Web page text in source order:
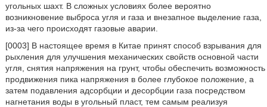
угольных шахт. В сложных условиях более вероятно
возникновение выброса угля и газа и внезапное выделение газа,
из-за чего происходят газовые аварии.
[0003] В настоящее время в Китае принят способ взрывания для
рыхления для улучшения механических свойств основной части
угля, снятия напряжения на грунт, чтобы обеспечить возможность
продвижения пика напряжения в более глубокое положение, а
затем подавления адсорбции и десорбции газа посредством
нагнетания воды в угольный пласт, тем самым реализуя